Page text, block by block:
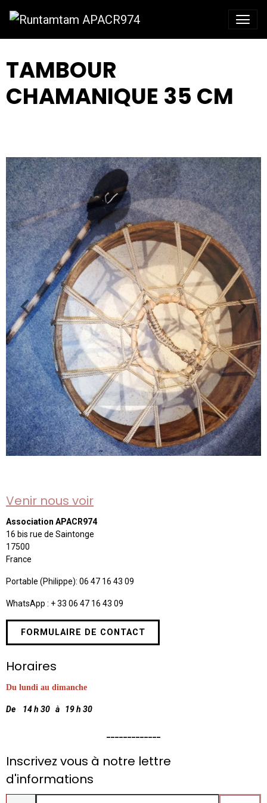
TAMBOUR
CHAMANIQUE 35 CM
Venir nous voir
Association APACR974
16 bis rue de Saintonge
17500
France
Portable (Philippe): 06 47 16 43 09
WhatsApp : + 33 06 47 16 43 09
FORMULAIRE DE CONTACT
Horaires
Du lundi au dimanche
De 14 h 30 à 19 h 30
Inscrivez vous à notre lettre
d'informations